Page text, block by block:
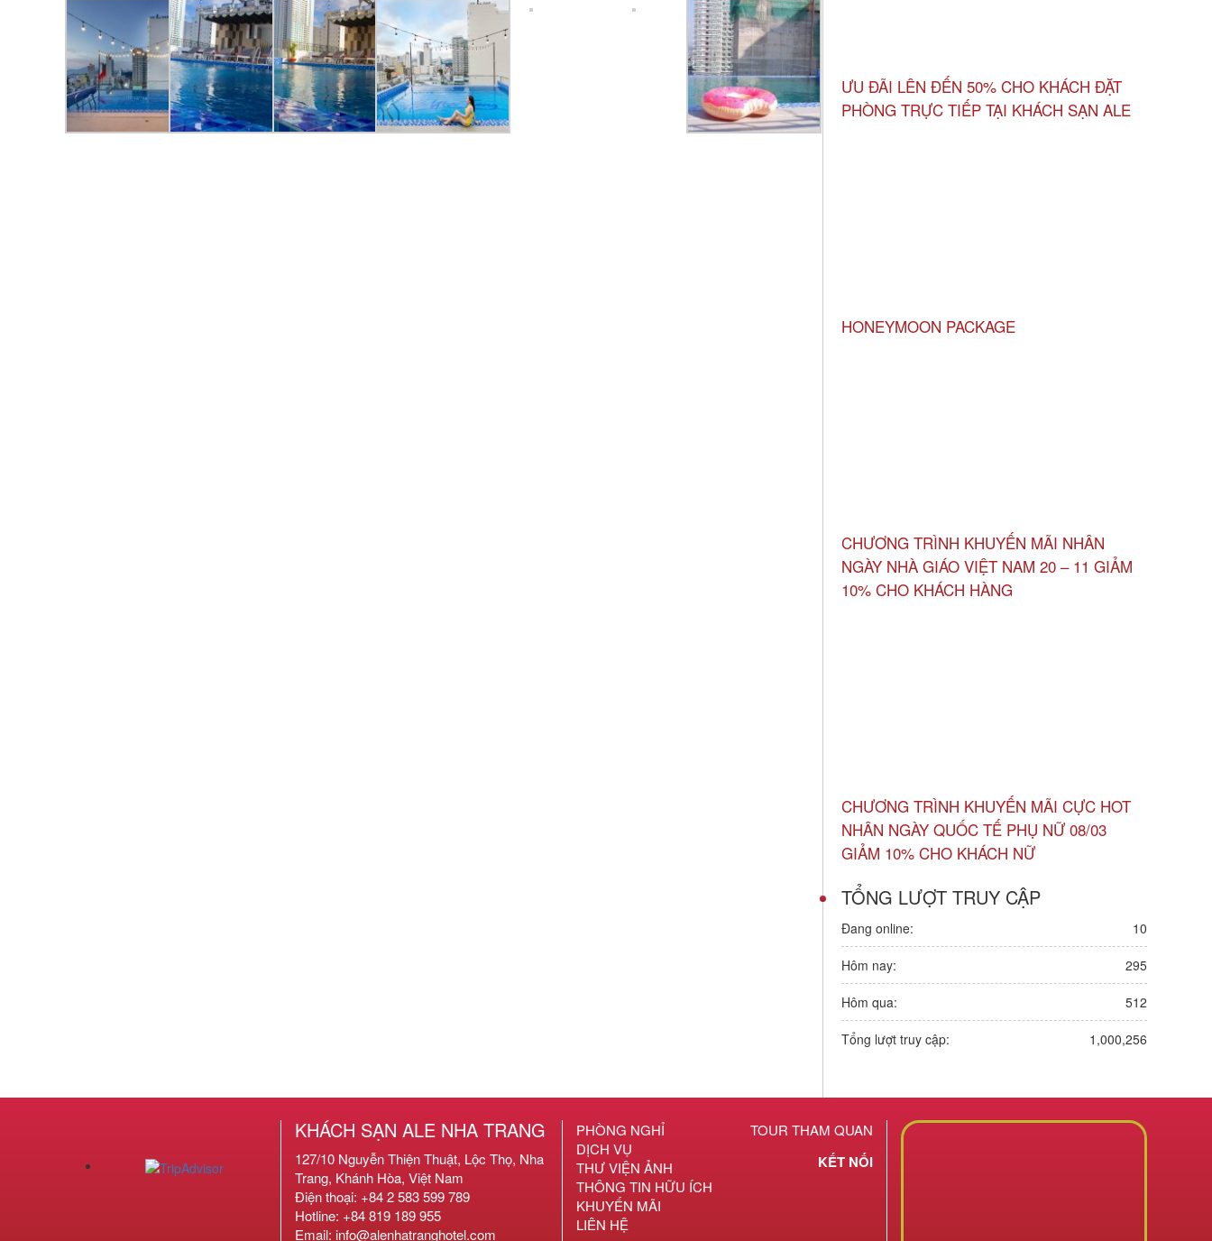
ƯU ĐÃI LÊN ĐẾN 50% CHO KHÁCH ĐẶT
PHÒNG TRỰC TIẾP TẠI KHÁCH SẠN ALE
HONEYMOON PACKAGE
CHƯƠNG TRÌNH KHUYẾN MÃI NHÂN
NGÀY NHÀ GIÁO VIỆT NAM 20 – 11 GIẢM
10% CHO KHÁCH HÀNG
CHƯƠNG TRÌNH KHUYẾN MÃI CỰC HOT
NHÂN NGÀY QUỐC TẾ PHỤ NỮ 08/03
GIẢM 10% CHO KHÁCH NỮ
TỔNG LƯỢT TRUY CẬP
Đang online: 10
Hôm nay: 295
Hôm qua: 512
Tổng lượt truy cập: 1,000,256
KHÁCH SẠN ALE NHA TRANG
127/10 Nguyễn Thiện Thuật, Lộc Thọ, Nha
Trang, Khánh Hòa, Việt Nam
Điện thoại: +84 2 583 599 789
Hotline: +84 819 189 955
Email: info@alenhatranghotel.com
PHÒNG NGHỈ
DỊCH VỤ
THƯ VIỆN ẢNH
THÔNG TIN HỮU ÍCH
KHUYẾN MÃI
LIÊN HỆ
TOUR THAM QUAN
KẾT NỐI